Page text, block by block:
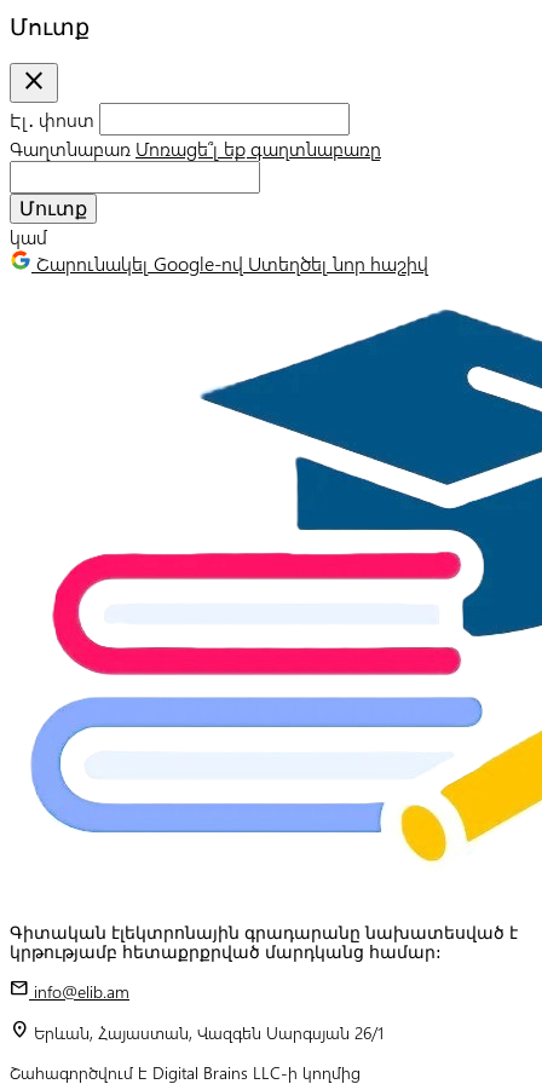
Մուտք
close
Էլ․ փոստ
Գաղտնաբառ Մոռացե՞լ եք գաղտնաբառը
Մուտք
կամ
Շարունակել Google-ով Ստեղծել նոր հաշիվ
Գիտական էլեկտրոնային գրադարանը նախատեսված է
կրթությամբ հետաքրքրված մարդկանց համար:
mail info@elib.am
location_on Երևան, Հայաստան, Վազգեն Սարգսյան 26/1
Շահագործվում է Digital Brains LLC-ի կողմից